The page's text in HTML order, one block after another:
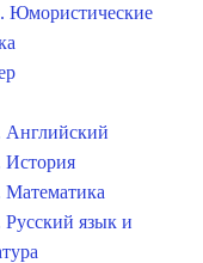
Юмористические
Английский
История
Математика
Русский язык и